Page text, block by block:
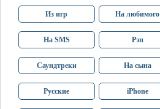
Из игр На любимого
На SMS Рэп
Саундтреки На сына
Русские iPhone